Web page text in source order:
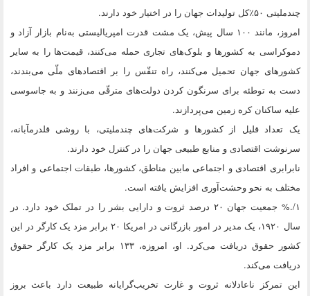
چندملیتی ۵۰٪کل تولیدات جهان را در اختیار خود دارند.
امروز، مانند ۱۰۰ سال پیش، یک مشت قدرت امپریالیستی به‌نام بازار آزاد و
دموکراسی به کشورها و بلوک‌های تجاری حمله می‌کنند، قیمت‌ها را به سایر
کشورهای جهان تحمیل می‌کنند، راه تنفّس را بر اقتصادهای ملّی می‌بندند،
دست به توطئه برای سرنگون کردن دولت‌های مترقّی می‌زنند و به جاسوسی
علیه ساکنان کره زمین می‌پردازند.
یک تعداد قلیل از کشورها و شرکت‌های چندملیتی، با روشی قلدرمآبانه،
سرنوشت اقتصادی و منابع طبیعی جهان را در کنترل خود دارند.
نابرابری اقتصادی و اجتماعی مابین مناطق، کشورها، طبقات اجتماعی و افراد
مختلف به نحو وحشت‌آوری افزایش یافته است.
۱/.% جمعیت جهان ۲۰ درصد ثروت و دارایی بشر را در تملک خود دارد. در
سال ۱۹۲۰، ‌یک مدیر در امور بازرگانی در امریکا ۲۰ برابر مزد یک کارگر در این
کشور حقوق دریافت می‌کرد. او، ‌امروزه، ۱۳۳ برابر مزد یک کارگر حقوق
دریافت می‌کند.
این تمرکز ناعادلانه ثروت و غارت تخریب‌گرایانه طبیعت دارد باعث بروز